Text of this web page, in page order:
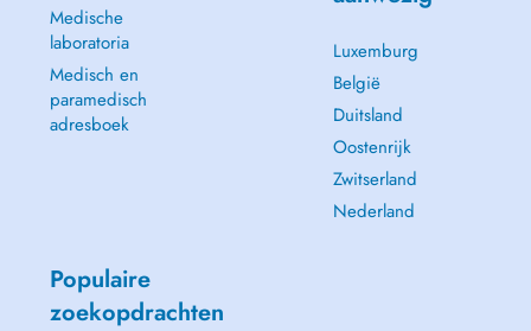
Medische
laboratoria
Medisch en
paramedisch
adresboek
Luxemburg
België
Duitsland
Oostenrijk
Zwitserland
Nederland
Populaire
zoekopdrachten